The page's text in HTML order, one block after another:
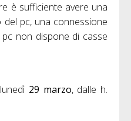
è sufficiente avere una
del pc, una connessione
non dispone di casse
29 marzo, dalle h.